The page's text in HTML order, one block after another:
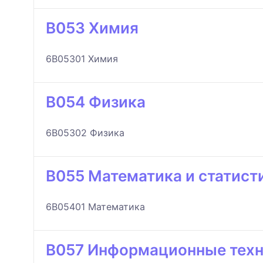
B053 Химия
6B05301 Химия
B054 Физика
6B05302 Физика
B055 Математика и
6B05401 Математика
B057 Информационные